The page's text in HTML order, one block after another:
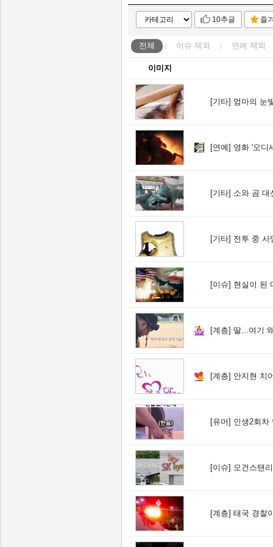
10추글 즐
전체 이슈 제외 연예 제외
이미지
[기타] 엄마의 눈
[연예] 영화 '오디
[기타] 소와 곰 대
[기타] 전투 중 사
[이슈] 현실이 된
[계층] 딸...여기
[계층] 안지현 치
[유머] 인생2회차
[이슈] 모건스탠리 "
[계층] 태국 경찰